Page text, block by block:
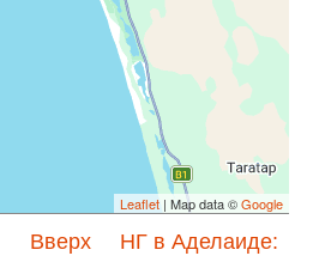
Leaflet | Map data ©Google
Вверх
НГ в Аделаиде: